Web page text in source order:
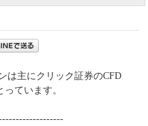
は主にクリック証券のCFD
ています。